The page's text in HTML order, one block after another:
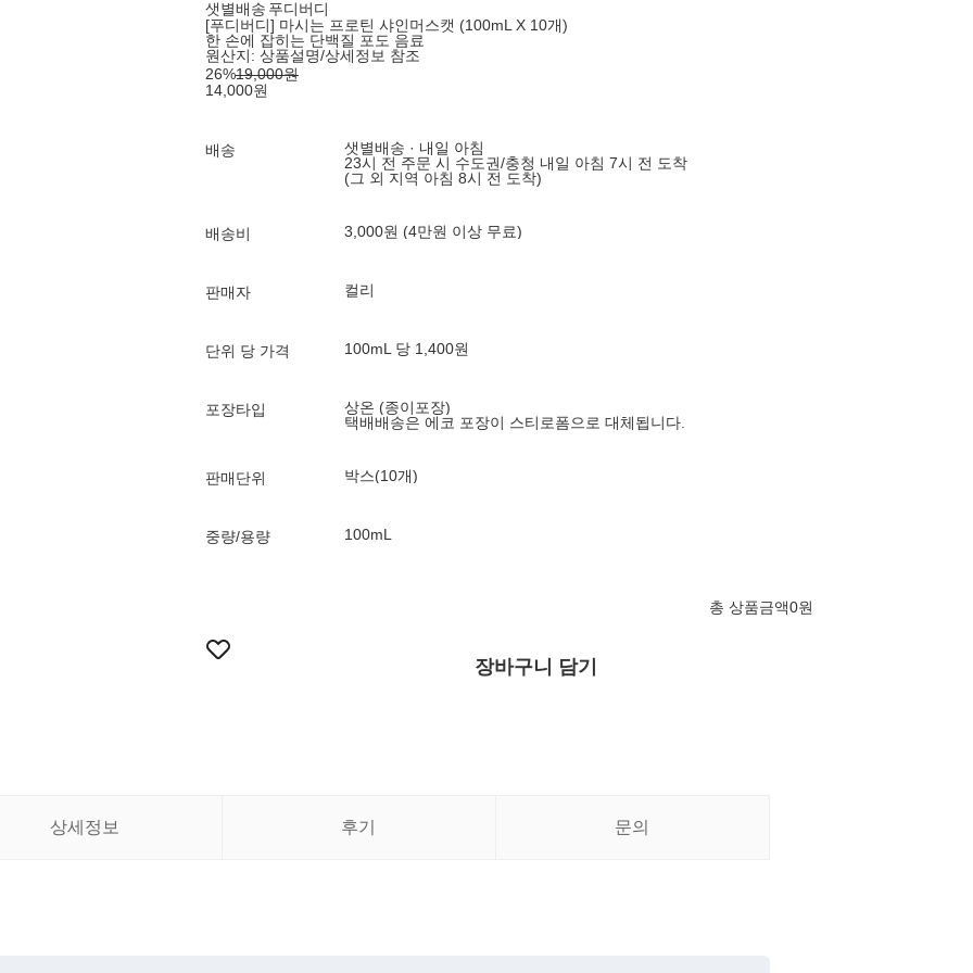
샛별배송 푸디버디
[푸디버디] 마시는 프로틴 샤인머스캣 (100mL X 10개)
한 손에 잡히는 단백질 포도 음료
원산지: 상품설명/상세정보 참조
26%19,000원
14,000원
배송
샛별배송 · 내일 아침
23시 전 주문 시 수도권/충청 내일 아침 7시 전 도착
(그 외 지역 아침 8시 전 도착)
배송비 3,000원 (4만원 이상 무료)
판매자 컬리
단위 당 가격 100mL 당 1,400원
포장타입
상온 (종이포장)
택배배송은 에코 포장이 스티로폼으로 대체됩니다.
판매단위 박스(10개)
중량/용량 100mL
총 상품금액0원
장바구니 담기
상세정보 후기 문의